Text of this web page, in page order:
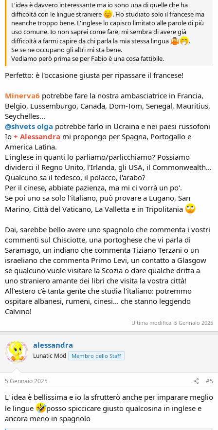
L'idea è davvero interessante ma io sono una di quelle che ha
difficoltà con le lingue straniere
. Ho studiato solo il francese ma
neanche troppo bene. L'inglese lo capisco limitato alle parole di più
uso comune. Io non saprei come fare, mi sembra di avere già
difficoltà a farmi capire da chi parla la mia stessa lingua
.
Se se ne occupano gli altri mi sta bene.
Vediamo però prima se per Fabio è una cosa fattibile.
Perfetto: è l'occasione giusta per ripassare il francese!
Minerva6 potrebbe fare la nostra ambasciatrice in Francia,
Belgio, Lussemburgo, Canada, Dom-Tom, Senegal, Mauritius,
Seychelles...
@shvets olga potrebbe farlo in Ucraina e nei paesi russofoni
Io + Alessandra mi propongo per Spagna, Portogallo e
America Latina.
L'inglese in quanti lo parliamo/parlicchiamo? Possiamo
dividerci il Regno Unito, l'Irlanda, gli USA, il Commonwealth...
Qualcuno sa il tedesco, il polacco, l'arabo?
Per il cinese, abbiate pazienza, ma mi ci vorrà un po'.
Se poi uno sa solo l'italiano, può provare a Lugano, San
Marino, Città del Vaticano, La Valletta e in Tripolitania
Dai, sarebbe bello avere uno spagnolo che commenta i vostri
commenti sul Chisciotte, una portoghese che vi parla di
Saramago, un indiano che commenta Tiziano Terzani o un
israeliano che commenta Primo Levi, un contatto a Glasgow
se qualcuno vuole visitare la Scozia o dare qualche dritta a
uno straniero amante dei libri che visita la vostra città!
All'estero c'è tanta gente che studia l'italiano: potremmo
ospitare albanesi, rumeni, cinesi... che stanno leggendo
Calvino!
Ultima modifica: 5 Gennaio 2025
alessandra
Lunatic Mod Membro dello Staff
5 Gennaio 2025 #5
L' idea è bellissima e io la sfrutterò anche per imparare meglio
le lingue
posso spiccicare giusto qualcosina in inglese e
ancora meno in spagnolo